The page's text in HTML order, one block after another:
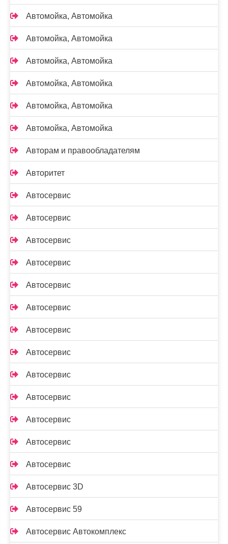
Автомойка, Автомойка
Автомойка, Автомойка
Автомойка, Автомойка
Автомойка, Автомойка
Автомойка, Автомойка
Автомойка, Автомойка
Авторам и правообладателям
Авторитет
Автосервис
Автосервис
Автосервис
Автосервис
Автосервис
Автосервис
Автосервис
Автосервис
Автосервис
Автосервис
Автосервис
Автосервис
Автосервис
Автосервис 3D
Автосервис 59
Автосервис Автокомплекс